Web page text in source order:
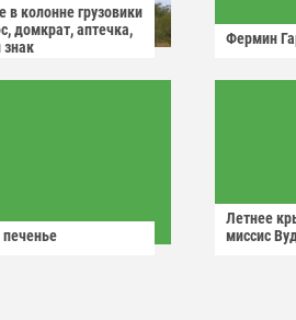
колонне грузовики
домкрат, аптечка,
Фермин
Летнее
миссис